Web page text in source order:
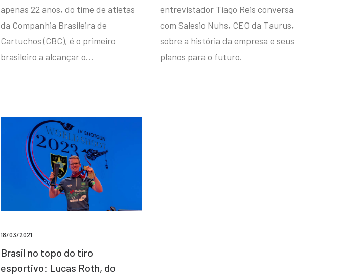
apenas 22 anos, do time de atletas
da Companhia Brasileira de
Cartuchos (CBC), é o primeiro
brasileiro a alcançar o…
entrevistador Tiago Reis conversa
com Salesio Nuhs, CEO da Taurus,
sobre a história da empresa e seus
planos para o futuro.
18/03/2021
Brasil no topo do tiro
esportivo: Lucas Roth, do